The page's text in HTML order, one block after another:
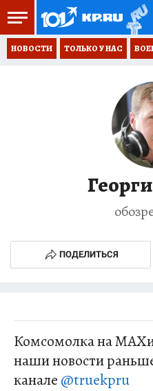
НОВОСТИ ТОЛЬКО У НАС
ПОДЕЛИТЬСЯ
Комсомолка на
наши новости
канале @truekpru